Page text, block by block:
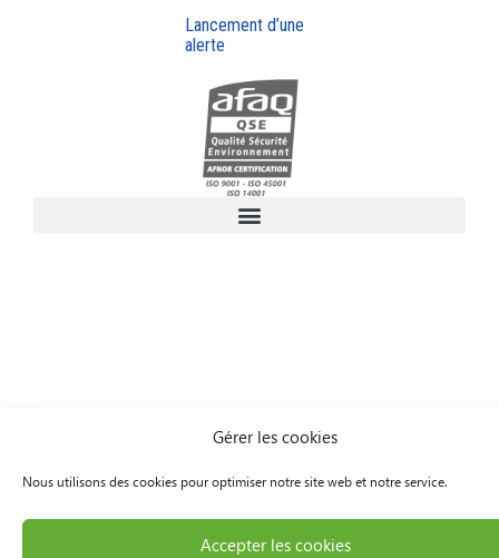
Gérer les cookies
Nous utilisons des cookies pour optimiser notre site web et notre service.
Accepter les cookies
Lancement d’une
alerte